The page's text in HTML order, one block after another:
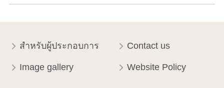
สำหรับผู้ประกอบการ Contact us
Image gallery Website Policy